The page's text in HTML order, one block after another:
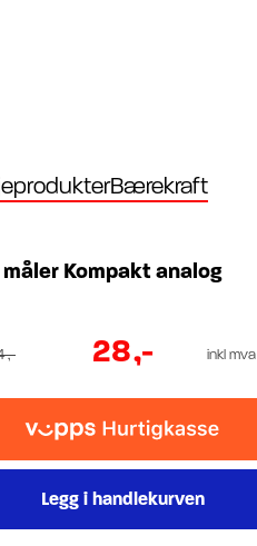
Bærekraft
Kompakt analog
,- 28,- inkl mva